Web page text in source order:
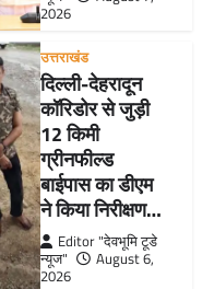
2026
उत्तराखंड
दिल्ली-देहरादून
कॉरिडोर से जुड़ी
12 किमी
ग्रीनफील्ड
बाईपास का डीएम
ने किया निरीक्षण…
Editor "देवभूमि टूडे
न्यूज"
August 6,
2026